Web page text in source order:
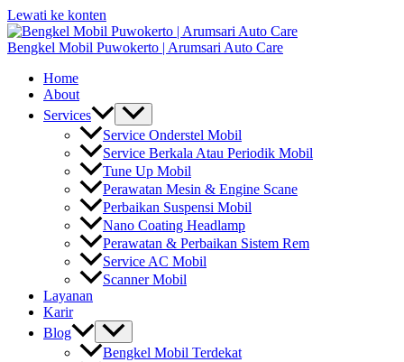
Lewati ke konten
Bengkel Mobil Puwokerto | Arumsari Auto Care
Home
About
Services
Service Onderstel Mobil
Service Berkala Atau Periodik Mobil
Tune Up Mobil
Perawatan Mesin & Engine Scane
Perbaikan Suspensi Mobil
Nano Coating Headlamp
Perawatan & Perbaikan Sistem Rem
Service AC Mobil
Scanner Mobil
Layanan
Karir
Blog
Bengkel Mobil Terdekat